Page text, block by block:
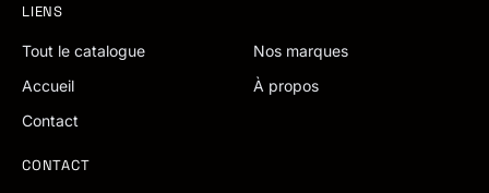
LIENS
Tout le catalogue
Nos marques
Accueil
À propos
Contact
CONTACT